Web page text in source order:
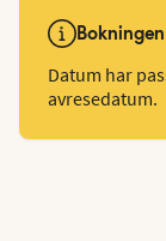
Datum har
avresedatum.